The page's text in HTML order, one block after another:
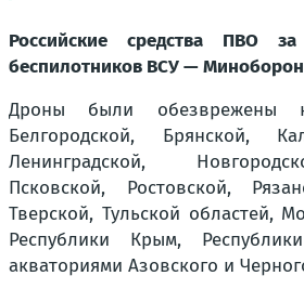
Российские средства ПВО
беспилотников ВСУ —
Дроны были обезврежены
Белгородской, Брянской,
Ленинградской,
Псковской, Ростовской,
Тверской, Тульской областей,
Республики Крым,
акваториями Азовского и